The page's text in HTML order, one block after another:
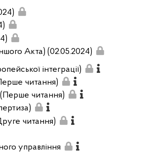
Акта) (02.05.2024)
інтеграції)
читання)
читання)
читання)
управління